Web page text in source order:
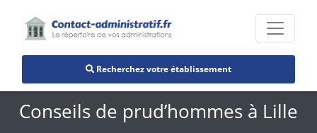
Recherchez votre établissement
Conseils de prud’hommes à Lille